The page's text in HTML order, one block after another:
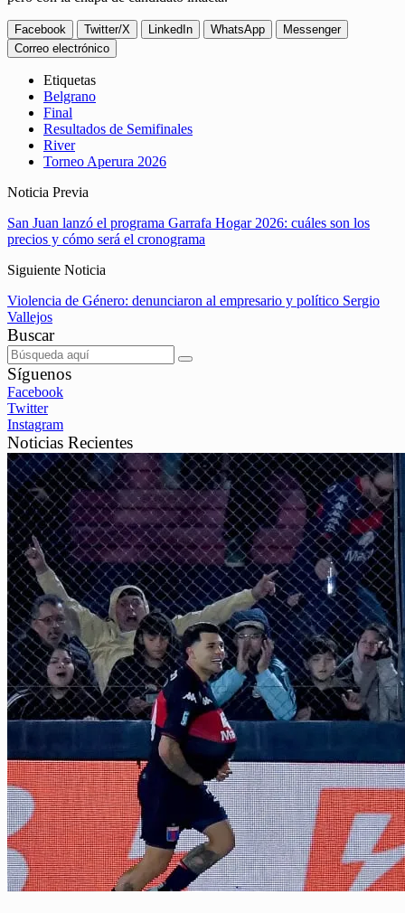
Facebook Twitter/X LinkedIn WhatsApp
Messenger
Correo electrónico
Etiquetas
Belgrano
Final
Resultados de Semifinales
River
Torneo Aperura 2026
Noticia Previa
San Juan lanzó el programa Garrafa Hogar 2026: cuáles son los
precios y cómo será el cronograma
Siguiente Noticia
Violencia de Género: denunciaron al empresario y político Sergio
Vallejos
Buscar
Síguenos
Facebook
Twitter
Instagram
Noticias Recientes